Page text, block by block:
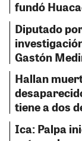
fundó
Diputado
Gastón
Hallan
tiene a dos
Ica: Palpa